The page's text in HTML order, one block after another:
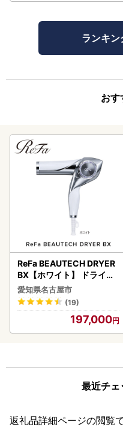
ランキン
おす
ReFa BEAUTECH DRYER
BX【ホワイト】 ドライヤ
ー 美容 家電 ドライヤー リ
ファ
愛知県名古屋市
(19)
197,000
最近チェ
返礼品詳細ページの閲覧